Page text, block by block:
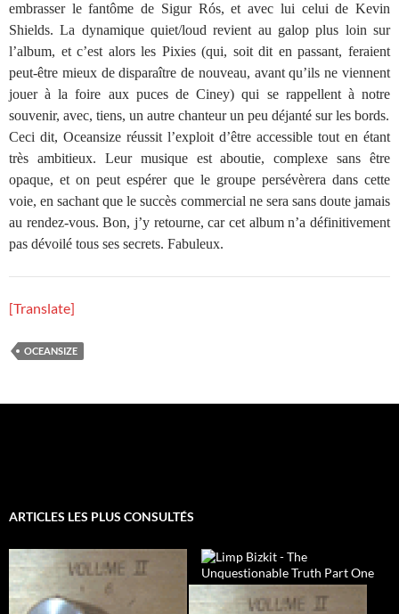
embrasser le fantôme de Sigur Rós, et avec lui celui de Kevin
Shields. La dynamique quiet/loud revient au galop plus loin sur
l’album, et c’est alors les Pixies (qui, soit dit en passant, feraient
peut-être mieux de disparaître de nouveau, avant qu’ils ne viennent
jouer à la foire aux puces de Ciney) qui se rappellent à notre
souvenir, avec, tiens, un autre chanteur un peu déjanté sur les bords.
Ceci dit, Oceansize réussit l’exploit d’être accessible tout en étant
très ambitieux. Leur musique est aboutie, complexe sans être
opaque, et on peut espérer que le groupe persévèrera dans cette
voie, en sachant que le succès commercial ne sera sans doute jamais
au rendez-vous. Bon, j’y retourne, car cet album n’a définitivement
pas dévoilé tous ses secrets. Fabuleux.
[Translate]
OCEANSIZE
ARTICLES LES PLUS CONSULTÉS